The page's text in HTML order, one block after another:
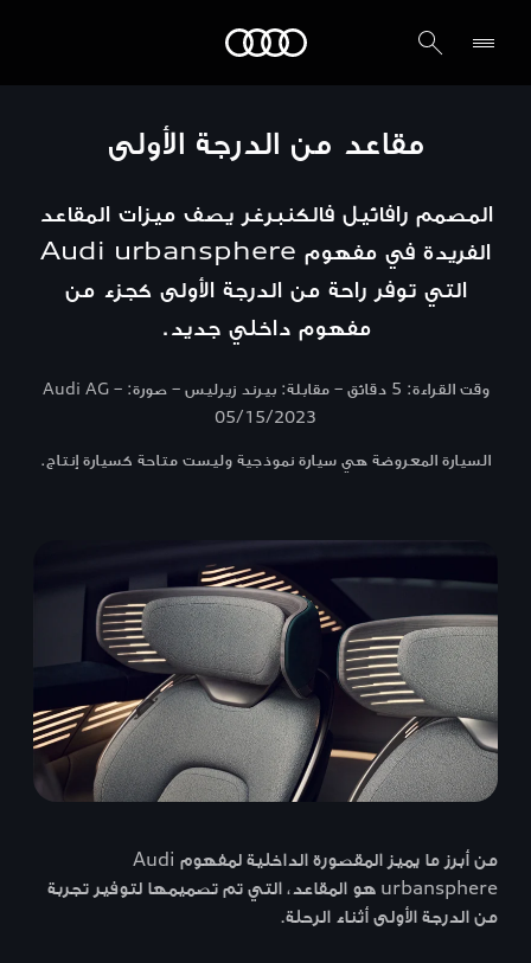
مقاعد من الدرجة الأولى
المصمم رافائيل فالكنبرغر يصف ميزات المقاعد
الفريدة في مفهوم Audi urbansphere
التي توفر راحة من الدرجة الأولى كجزء من
مفهوم داخلي جديد.
وقت القراءة: 5 دقائق – مقابلة: بيرند زيرليس – صورة: Audi AG –
05/15/2023
السيارة المعروضة هي سيارة نموذجية وليست متاحة كسيارة إنتاج.
من أبرز ما يميز المقصورة الداخلية لمفهوم Audi
urbansphere هو المقاعد، التي تم تصميمها لتوفير تجربة
من الدرجة الأولى أثناء الرحلة.